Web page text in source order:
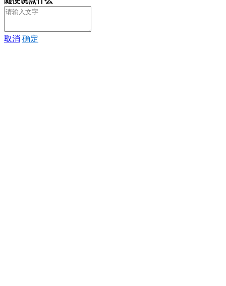
取消 确定